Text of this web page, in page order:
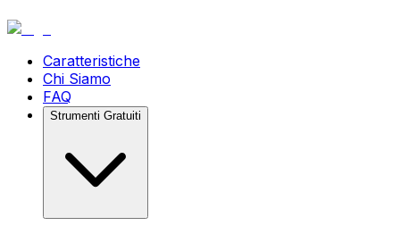
Caratteristiche
Chi Siamo
FAQ
Strumenti Gratuiti